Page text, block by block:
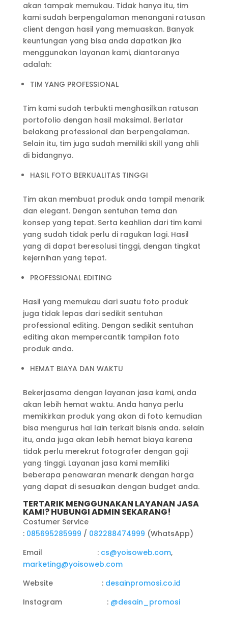
akan tampak memukau. Tidak hanya itu, tim
kami sudah berpengalaman menangani ratusan
client dengan hasil yang memuaskan. Banyak
keuntungan yang bisa anda dapatkan jika
menggunakan layanan kami, diantaranya
adalah:
TIM YANG PROFESSIONAL
Tim kami sudah terbukti menghasilkan ratusan
portofolio dengan hasil maksimal. Berlatar
belakang professional dan berpengalaman.
Selain itu, tim juga sudah memiliki skill yang ahli
di bidangnya.
HASIL FOTO BERKUALITAS TINGGI
Tim akan membuat produk anda tampil menarik
dan elegant. Dengan sentuhan tema dan
konsep yang tepat. Serta keahlian dari tim kami
yang sudah tidak perlu di ragukan lagi. Hasil
yang di dapat beresolusi tinggi, dengan tingkat
kejernihan yang tepat.
PROFESSIONAL EDITING
Hasil yang memukau dari suatu foto produk
juga tidak lepas dari sedikit sentuhan
professional editing. Dengan sedikit sentuhan
editing akan mempercantik tampilan foto
produk anda.
HEMAT BIAYA DAN WAKTU
Bekerjasama dengan layanan jasa kami, anda
akan lebih hemat waktu. Anda hanya perlu
memikirkan produk yang akan di foto kemudian
bisa mengurus hal lain terkait bisnis anda. selain
itu, anda juga akan lebih hemat biaya karena
tidak perlu merekrut fotografer dengan gaji
yang tinggi. Layanan jasa kami memiliki
beberapa penawaran menarik dengan harga
yang dapat di sesuaikan dengan budget anda.
TERTARIK MENGGUNAKAN LAYANAN JASA
KAMI? HUBUNGI ADMIN SEKARANG!
Costumer Service
: 085695285999 / 082288474999 (WhatsApp)
Email : cs@yoisoweb.com,
marketing@yoisoweb.com
Website : desainpromosi.co.id
Instagram : @desain_promosi